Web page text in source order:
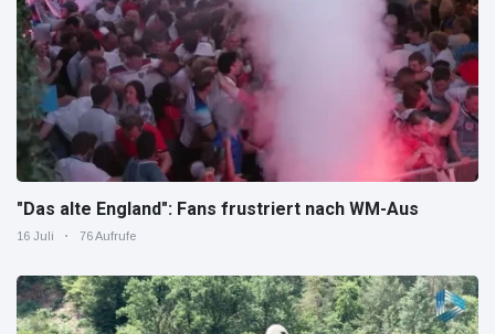
"Das alte England": Fans frustriert nach WM-Aus
16 Juli 76 Aufrufe